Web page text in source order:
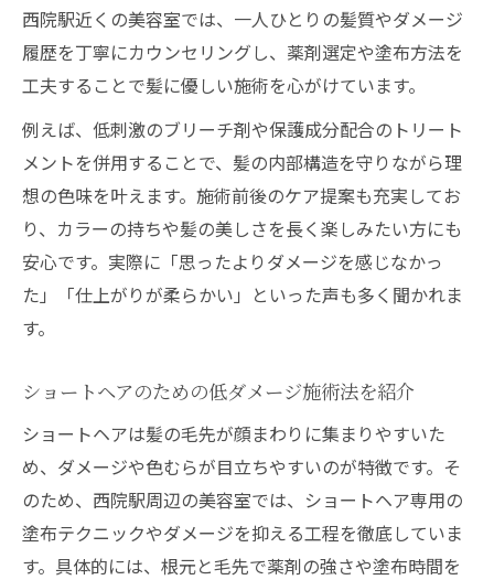
西院駅近くの美容室では、一人ひとりの髪質やダメージ
履歴を丁寧にカウンセリングし、薬剤選定や塗布方法を
工夫することで髪に優しい施術を心がけています。
例えば、低刺激のブリーチ剤や保護成分配合のトリート
メントを併用することで、髪の内部構造を守りながら理
想の色味を叶えます。施術前後のケア提案も充実してお
り、カラーの持ちや髪の美しさを長く楽しみたい方にも
安心です。実際に「思ったよりダメージを感じなかっ
た」「仕上がりが柔らかい」といった声も多く聞かれま
す。
ショートヘアのための低ダメージ施術法を紹介
ショートヘアは髪の毛先が顔まわりに集まりやすいた
め、ダメージや色むらが目立ちやすいのが特徴です。そ
のため、西院駅周辺の美容室では、ショートヘア専用の
塗布テクニックやダメージを抑える工程を徹底していま
す。具体的には、根元と毛先で薬剤の強さや塗布時間を